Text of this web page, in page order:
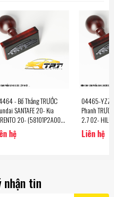
- Bố Thắng TRƯỚC
SANTAFE 20- Kia
20- (58101P2A00)
HiQ - Sangsin Korea
hệ
04465-
Phanh
2.7 02-
3.0 DIESEL
2.5 2.7 05-
Liên hệ
nhận tin